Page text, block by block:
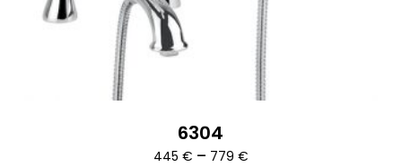
6304
445 € – 779 €Ártartomány: